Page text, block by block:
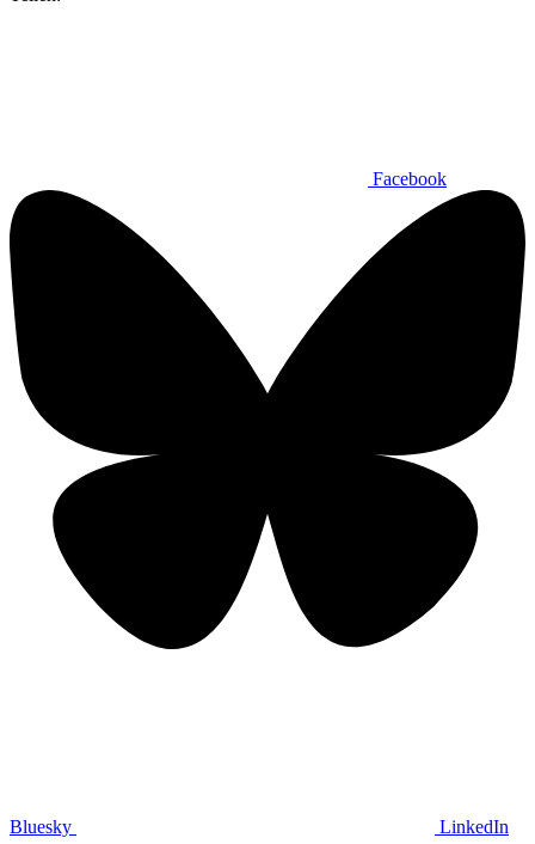
Facebook
Bluesky LinkedIn